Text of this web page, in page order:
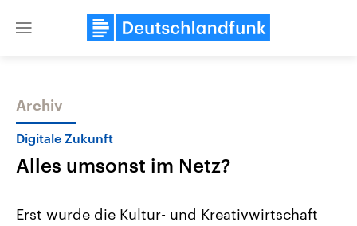
Close
Themen
Archiv
Digitale Zukunft
Alles umsonst im Netz?
Erst wurde die Kultur- und Kreativwirtschaft